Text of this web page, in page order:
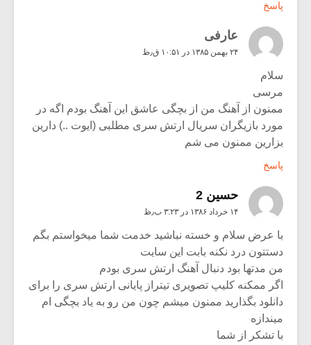
پاسخ
عارفی
۲۴ بهمن ۱۳۸۵ در ۱۰:۵۱ ق٫ظ
سلام
مرسی
ممنون از آهنگ من از بچگی عاشق این آهنگ بودم اگه در
مورد بازیگران سریال ارتش سری مطلبی (ایوت ..) دارین
بزارین ممنون می شم
پاسخ
حسین 2
۱۴ خرداد ۱۳۸۶ در ۳:۲۳ ب٫ظ
با عرض سلام و خسته نباشید خدمت شما میخواستم بگم
دستتون درد نکنه بابت این سایت
من مدتها بود دنبال آهنگ ارتش سری بودم
اگر ممکنه کلیپ تصویری تیتراز پایانی ارتش سری را برای
دانلود بگذارید ممنون میشم چون من رو به یاد بچگی ام
میندازه
با تشکر از شما